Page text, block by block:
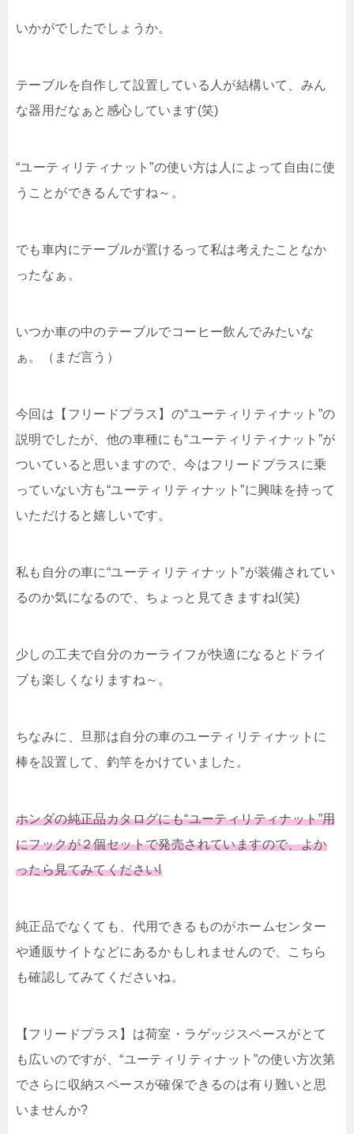
いかがでしたでしょうか。
テーブルを自作して設置している人が結構いて、みん
な器用だなぁと感心しています(笑)
“ユーティリティナット”の使い方は人によって自由に使
うことができるんですね～。
でも車内にテーブルが置けるって私は考えたことなか
ったなぁ。
いつか車の中のテーブルでコーヒー飲んでみたいな
ぁ。（まだ言う）
今回は【フリードプラス】の“ユーティリティナット”の
説明でしたが、他の車種にも“ユーティリティナット”が
ついていると思いますので、今はフリードプラスに乗
っていない方も“ユーティリティナット”に興味を持って
いただけると嬉しいです。
私も自分の車に“ユーティリティナット”が装備されてい
るのか気になるので、ちょっと見てきますね!(笑)
少しの工夫で自分のカーライフが快適になるとドライ
ブも楽しくなりますね～。
ちなみに、旦那は自分の車のユーティリティナットに
棒を設置して、釣竿をかけていました。
ホンダの純正品カタログにも“ユーティリティナット”用
にフックが２個セットで発売されていますので、よか
ったら見てみてください!
純正品でなくても、代用できるものがホームセンター
や通販サイトなどにあるかもしれませんので、こちら
も確認してみてくださいね。
【フリードプラス】は荷室・ラゲッジスペースがとて
も広いのですが、“ユーティリティナット”の使い方次第
でさらに収納スペースが確保できるのは有り難いと思
いませんか?